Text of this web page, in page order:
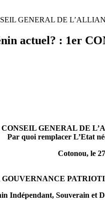
GENERAL DE
actuel? : 1er
CONSEIL GENERAL DE
Par quoi remplacer L’Etat
Cotonou, le
Indépendant, Souverain et